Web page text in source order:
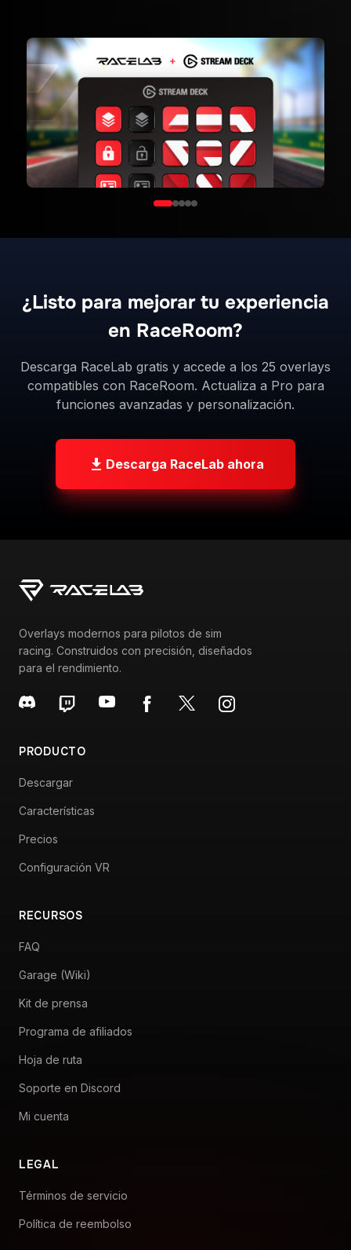
¿Listo para mejorar tu experiencia
en RaceRoom?
Descarga RaceLab gratis y accede a los 25 overlays
compatibles con RaceRoom. Actualiza a Pro para
funciones avanzadas y personalización.
Descarga RaceLab ahora
Overlays modernos para pilotos de sim
racing. Construidos con precisión, diseñados
para el rendimiento.
PRODUCTO
Descargar
Características
Precios
Configuración VR
RECURSOS
FAQ
Garage (Wiki)
Kit de prensa
Programa de afiliados
Hoja de ruta
Soporte en Discord
Mi cuenta
LEGAL
Términos de servicio
Política de reembolso